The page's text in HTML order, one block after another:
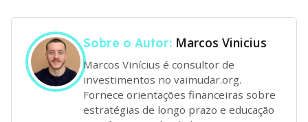
Sobre o Autor: Marcos Vinicius
Marcos Vinícius é consultor de
investimentos no vaimudar.org.
Fornece orientações financeiras sobre
estratégias de longo prazo e educação